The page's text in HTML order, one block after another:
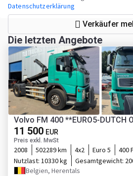
Datenschutzerklärung
Verkäufer
Die letzten Angebote
Volvo FM 400 **EURO5-DUTCH
11 500 EUR
Preis exkl. MwSt
2008 502289 km 4x2 Euro 5
400
Nutzlast: 10330 kg Gesamtgewicht:
Belgien, Herentals